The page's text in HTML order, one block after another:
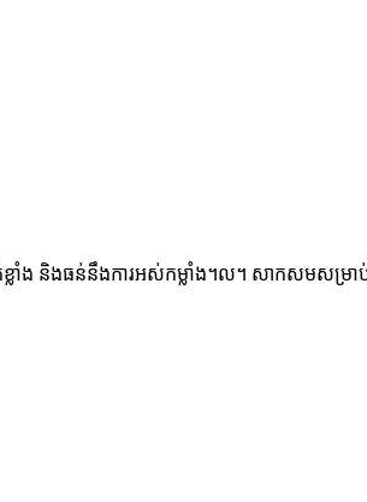
ាំង និងធន់នឹងការអស់កម្លាំង។ល។ សាកសមសម្រា